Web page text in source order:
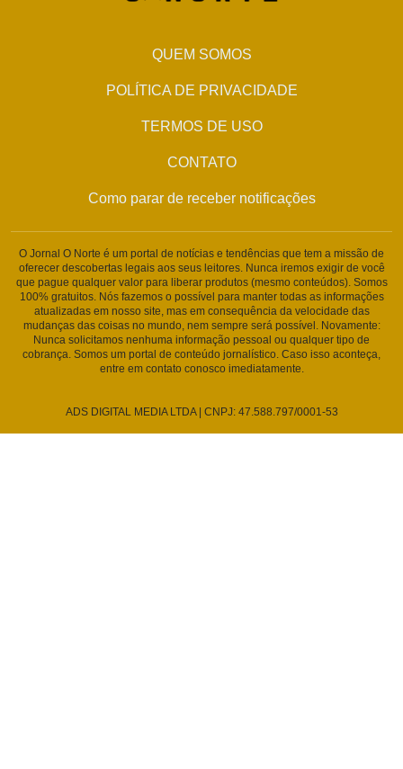
QUEM SOMOS
POLÍTICA DE PRIVACIDADE
TERMOS DE USO
CONTATO
Como parar de receber notificações
O Jornal O Norte é um portal de notícias e tendências que tem a missão de
oferecer descobertas legais aos seus leitores. Nunca iremos exigir de você
que pague qualquer valor para liberar produtos (mesmo conteúdos). Somos
100% gratuitos. Nós fazemos o possível para manter todas as informações
atualizadas em nosso site, mas em consequência da velocidade das
mudanças das coisas no mundo, nem sempre será possível. Novamente:
Nunca solicitamos nenhuma informação pessoal ou qualquer tipo de
cobrança. Somos um portal de conteúdo jornalístico. Caso isso aconteça,
entre em contato conosco imediatamente.
ADS DIGITAL MEDIA LTDA | CNPJ: 47.588.797/0001-53